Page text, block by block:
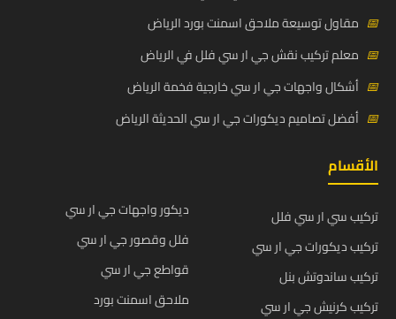
📅 مقاول توسيعة ملاحق اسمنت بورد الرياض
📅 معلم تركيب نقش جي ار سي فلل في الرياض
📅 أشكال واجهات جي ار سي خارجية فخمة الرياض
📅 أفضل تصاميم ديكورات جي ار سي الحديثة الرياض
الأقسام
تركيب سي ار سي فلل
تركيب ديكورات جي ار سي
تركيب ساندوتش بنل
تركيب كرنيش جي ار سي
ديكور واجهات جي ار سي
فلل وقصور جي ار سي
قواطع جي ار سي
ملاحق اسمنت بورد